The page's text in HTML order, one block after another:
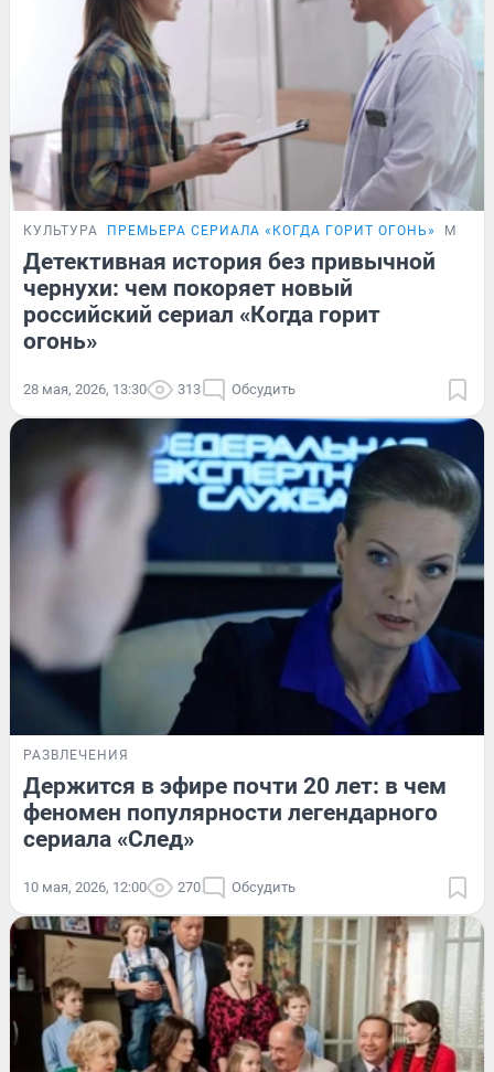
КУЛЬТУРА ПРЕМЬЕРА СЕРИАЛА «КОГДА ГОРИТ ОГОНЬ»
Детективная история без привычной
чернухи: чем покоряет новый
российский сериал «Когда горит
огонь»
28 мая, 2026, 13:30 313 Обсудить
РАЗВЛЕЧЕНИЯ
Держится в эфире почти 20 лет: в чем
феномен популярности легендарного
сериала «След»
10 мая, 2026, 12:00 270 Обсудить